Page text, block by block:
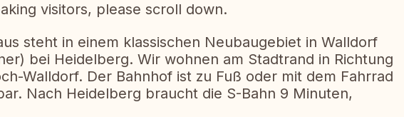
visitors, please scroll down.
steht in einem klassischen Neubaugebiet in Walldorf
bei Heidelberg. Wir wohnen am Stadtrand in Richtung
Walldorf. Der Bahnhof ist zu Fuß oder mit dem Fahrrad
Nach Heidelberg braucht die S-Bahn 9 Minuten,